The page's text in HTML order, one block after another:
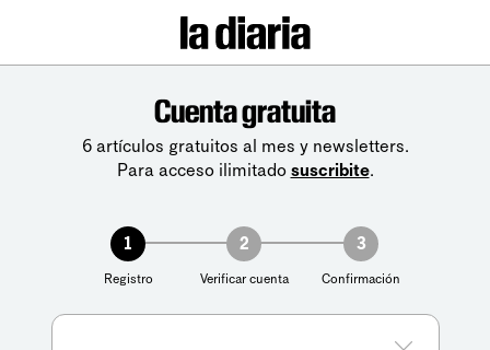
Cuenta gratuita
6 artículos gratuitos al mes y newsletters.
Para acceso ilimitado suscribite.
1
Registro
2
Verificar cuenta
3
Confirmación